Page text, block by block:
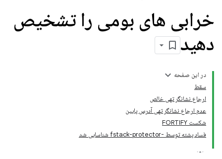
خرابی های بومی را تشخیص
دهید
در این صفحه
سقط
ارجاع نشانگر تهی خالص
عدم ارجاع نشانگر تهی آدرس پایین
شکست FORTIFY
فساد پشته توسط -fstack-protector شناسایی شد